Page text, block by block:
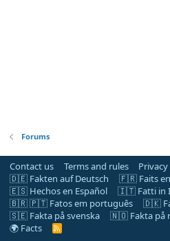
Forums
Contact us Terms and rules
🇩🇪 Fakten auf Deutsch
🇫🇷 Faits en
🇪🇸 Hechos en Español
🇮🇹 Fatti in
🇧🇷 🇵🇹 Fatos em português
🇩🇰
🇸🇪 Fakta på svenska
🇳🇴 Fakta på
🌍 Facts
R